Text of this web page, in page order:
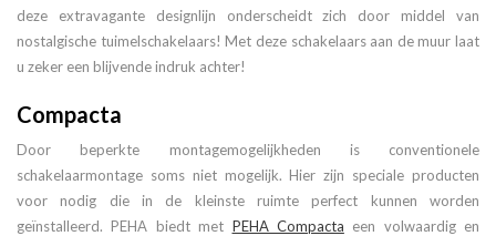
deze extravagante designlijn onderscheidt zich door middel van
nostalgische tuimelschakelaars! Met deze schakelaars aan de muur laat
u zeker een blijvende indruk achter!
Compacta
Door beperkte montagemogelijkheden is conventionele
schakelaarmontage soms niet mogelijk. Hier zijn speciale producten
voor nodig die in de kleinste ruimte perfect kunnen worden
geïnstalleerd. PEHA biedt met PEHA Compacta een volwaardig en